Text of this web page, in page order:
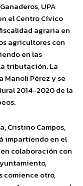
UPA
el Centro Cívico
agraria en
agricultores con
en las
tributación. La
Manoli Pérez y se
2014-2020 de la
Cristino Campos,
impartiendo en el
colaboración con
comience otro,